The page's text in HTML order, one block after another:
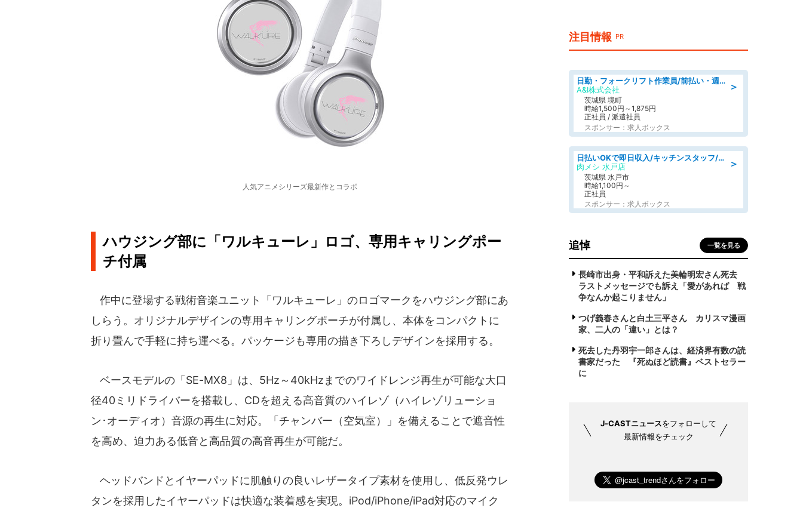
人気アニメシリーズ最新作とコラボ
ハウジング部に「ワルキューレ」ロゴ、専用キャリングポー
チ付属
作中に登場する戦術音楽ユニット「ワルキューレ」のロゴマークをハウジング部にあ
しらう。オリジナルデザインの専用キャリングポーチが付属し、本体をコンパクトに
折り畳んで手軽に持ち運べる。パッケージも専用の描き下ろしデザインを採用する。
ベースモデルの「SE-MX8」は、5Hz～40kHzまでのワイドレンジ再生が可能な大口
径40ミリドライバーを搭載し、CDを超える高音質のハイレゾ（ハイレゾリューショ
ン･オーディオ）音源の再生に対応。「チャンバー（空気室）」を備えることで遮音性
を高め、迫力ある低音と高品質の高音再生が可能だ。
ヘッドバンドとイヤーパッドに肌触りの良いレザータイプ素材を使用し、低反発ウレ
タンを採用したイヤーパッドは快適な装着感を実現。iPod/iPhone/iPad対応のマイク
注目情報 PR
＞
日勤・フォークリフト作業員/前払い・週払い制度あり/長期安定/有給とりやすい/環境充実
A&I株式会社
茨城県 境町
時給1,500円～1,875円
正社員 / 派遣社員
スポンサー：求人ボックス
＞
日払いOKで即日収入/キッチンスタッフ/デリバリー業務など、自己成長可能な幅広い仕事に挑戦!髪型自由&ピアス・ネイルOK/茨城県/水戸市
肉メシ 水戸店
茨城県 水戸市
時給1,100円～
正社員
スポンサー：求人ボックス
追悼 一覧を見る
長崎市出身・平和訴えた美輪明宏さん死去
ラストメッセージでも訴え「愛があれば 戦
争なんか起こりません」
つげ義春さんと白土三平さん カリスマ漫画
家、二人の「違い」とは？
死去した丹羽宇一郎さんは、経済界有数の読
書家だった 『死ぬほど読書』ベストセラー
に
J-CASTニュースをフォローして
最新情報をチェック